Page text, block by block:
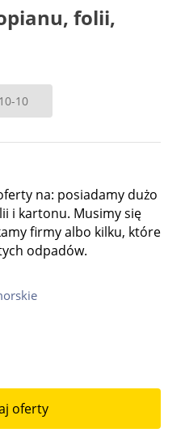
folii,
10
na: posiadamy dużo
i kartonu. Musimy się
firmy albo kilku, które
odpadów.
oferty